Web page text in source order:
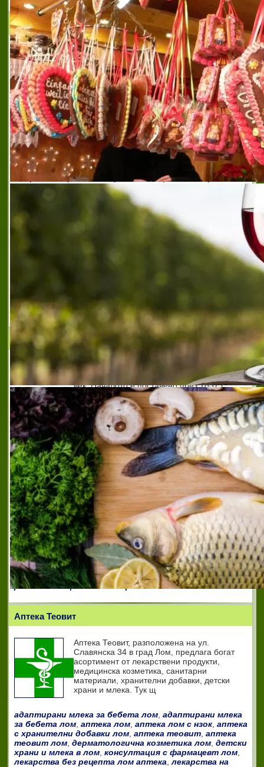
СПЕЦИАЛИЗИРАНА БЕЛОДРОБНА БОЛНИЦА
ЦАРИЦА ЙОАННА
Специализирана белодробна болница
Царица Йоанна, гр. Трявна осигурява
качествена болнична помощ, включваща
диагностична, лечебна и
рехабилитационна дейности на деца с
хронични белодробни заболявания и
авторитетно лечебно заведение трявна,
авторитетно лечебно заведение трявна,болница с
модерна апаратура трявна,детска белодробна
болница трявна
детска белодробна болница царица
йоанна, детска специализирана болница трявна,
детска специализирана болница царица йоанна,
добри медицински специалисти трявна
добро
лечебно заведение трявна
дсбб царица йоанна трявна
дсбплрбб трявна,дсбплрбб царица йоанна
трявна
качествена болнична помощ трявна
качествена медицинска помощ трявна,качествени
здравни грижи трявна
качествени медицински
квалифициран медицински екип
квалифицирана болнична помощ трявна,
предпочитано лечебно заведение трявна
болница царица йоанна
лечение трявна
Многопрофилна болница за активно лечение -
Шумен
Здравеопазването в Шумен има
дългогодишни традиции, датиращи от XIX
век. Началото е поставено през 1837 г.,
когато е открита първата болница в града
– създадена за нуждите на турските
военни под
болница нови пазар,болница нови пазар,болница с
модерна база шумен,болница шумен,
висококачествени здравни услуги шумен,
висококачествени медицински услуги шумен,
високоспециализирана медицинска помощ нови
пазар,високоспециализирана медицинска помощ
шумен,качествена медицинска грижа шумен,
квалифицирани лекари специалисти шумен,лечебно
заведение нови пазар, мбал шумен,мбал шумен ад
многопрофилна болница за активно лечение шумен
многопрофилна болница шумен
неврологично
отделение нови пазар,образна диагностика нови
пазар,педиатрично отделение нови пазар,
препоръчано лечебно заведение в шуменска област,
съвременно лечебно заведение шумен,терапевтично
отделение нови пазар,физикална терапия и
рехабилитация нови пазар
Аптека Теовит
Аптека Теовит, разположена на ул.
Славянска 34 в град Лом, предлага богат
асортимент от лекарствени продукти,
медицинска козметика, санитарни
материали, хранителни добавки, детски
храни и млека. Тук щ
адаптирани млека за бебета лом, адаптирани млека
за бебета лом, аптека лом, аптека лом с нзок, аптека
с хранителни добавки лом, аптека теовит, аптека
теовит лом, дерматологична козметика лом, детски
храни и млека в лом, консултация с фармацевт лом,
лекарства без рецепта лом аптека ,лекарства на